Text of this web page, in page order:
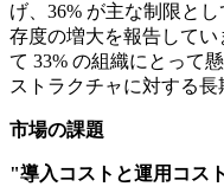
げ、36% が主な制限と
存度の増大を報告して
て 33% の組織にとって
ストラクチャに対する長
市場の課題
"導入コストと運用コス